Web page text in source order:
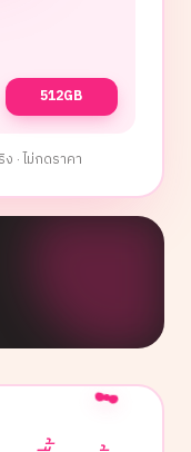
512GB
· ไม่กดราคา